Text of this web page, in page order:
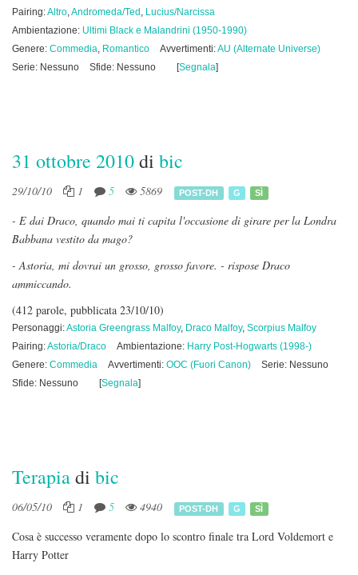
Pairing:Altro,Andromeda/Ted , Lucius/Narcissa
Ambientazione: Ultimi Black e Malandrini (1950-1990)
Genere: Commedia, Romantico Avvertimenti:AU (Alternate Universe)
Serie: Nessuno
Sfide: Nessuno [Segnala]
31 ottobre 2010di bic
29/10/10 1 5 5869 POST-DH G SÌ
- E dai Draco, quando mai ti capita l'occasione di girare per la Londra
Babbana vestito da mago?
- Astoria, mi dovrai un grosso, grosso favore. - rispose Draco
ammiccando.
(412 parole, pubblicata 23/10/10)
Personaggi:Astoria Greengrass Malfoy, Draco Malfoy, Scorpius Malfoy
Pairing:Astoria/Draco Ambientazione: Harry Post-Hogwarts (1998-)
Genere: Commedia Avvertimenti: OOC (Fuori Canon)
Serie: Nessuno
Sfide: Nessuno
[Segnala]
Terapiadi bic
06/05/10 1 5 4940 POST-DH G SÌ
Cosa è successo veramente dopo lo scontro finale tra Lord Voldemort e
Harry Potter